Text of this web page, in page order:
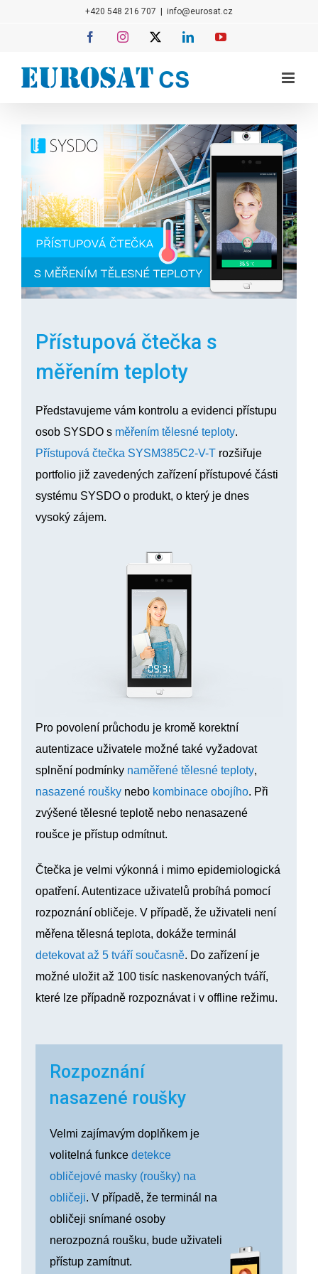
+420 548 216 707 info@eurosat.cz
FacebookInstagram LinkedInYouTube
Přístupová čtečka s
měřením teploty
Představujeme vám kontrolu a evidenci přístupu
osob SYSDO s měřením tělesné teploty.
Přístupová čtečka SYSM385C2-V-Trozšiřuje
portfolio již zavedených zařízení přístupové části
systému SYSDO o produkt, o který je dnes
vysoký zájem.
Pro povolení průchodu je kromě korektní
autentizace uživatele možné také vyžadovat
splnění podmínky naměřené tělesné teploty,
nasazené rouškynebo kombinace obojího. Při
zvýšené tělesné teplotě nebo nenasazené
roušce je přístup odmítnut.
Čtečka je velmi výkonná i mimo epidemiologická
opatření. Autentizace uživatelů probíhá pomocí
rozpoznání obličeje. V případě, že uživateli není
měřena tělesná teplota, dokáže terminál
detekovat až 5 tváří současně. Do zařízení je
možné uložit až 100 tisíc naskenovaných tváří,
které lze případně rozpoznávat i v offline režimu.
Rozpoznání
nasazené roušky
Velmi zajímavým doplňkem je
volitelná funkce detekce
obličejové masky (roušky) na
obličeji. V případě, že terminál na
obličeji snímané osoby
nerozpozná roušku, bude uživateli
přístup zamítnut.